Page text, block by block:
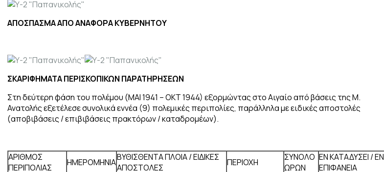
ΑΠΟΣΠΑΣΜΑ ΑΠΟ ΑΝΑΦΟΡΑ ΚΥΒΕΡΝΗΤΟΥ
ΣΚΑΡΙΦΗΜΑΤΑ ΠΕΡΙΣΚΟΠΙΚΩΝ ΠΑΡΑΤΗΡΗΣΕΩΝ
Στη δεύτερη φάση του πολέμου (ΜΑΙ 1941 – ΟΚΤ 1944) εξορμώντας στο Αιγαίο από βάσεις της Μ.
Ανατολής εξετέλεσε συνολικά εννέα (9) πολεμικές περιπολίες, παράλληλα με ειδικές αποστολές
(αποβιβάσεις / επιβιβάσεις πρακτόρων / καταδρομέων).
ΑΡΙΘΜΟΣ
ΠΕΡΙΠΟΛΙΑΣ
ΗΜΕΡΟΜΗΝΙΑΒΥΘΙΣΘΕΝΤΑ ΠΛΟΙΑ / ΕΙΔΙΚΕΣ
ΑΠΟΣΤΟΛΕΣ
ΠΕΡΙΟΧΗ
ΣΥΝΟΛΟ
ΩΡΩΝ
ΕΝ ΚΑΤΑΔΥΣΕΙ / ΕΝ
ΕΠΙΦΑΝΕΙΑ